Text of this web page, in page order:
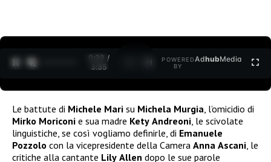
0:30 /
3:35
POWERED
BY
AdhubMedia
Le battute di Michele Mari su Michela Murgia , l’omicidio di
Mirko Moriconi e sua madre Kety Andreoni , le scivolate
linguistiche, se così vogliamo definirle, di Emanuele
Pozzolo con la vicepresidente della Camera Anna Ascani , le
critiche alla cantante Lily Allen dopo le sue parole